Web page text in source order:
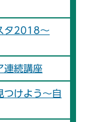
タ2018～
連続講座
つけよう～自